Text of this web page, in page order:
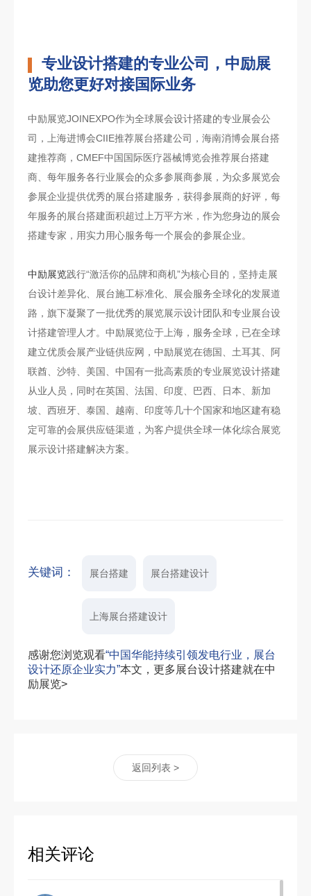
专业设计搭建的专业公司，中励展
览助您更好对接国际业务
中励展览JOINEXPO作为全球展会设计搭建的专业展会公
司，上海进博会CIIE推荐展台搭建公司，海南消博会展台搭
建推荐商，CMEF中国国际医疗器械博览会推荐展台搭建
商、每年服务各行业展会的众多参展商参展，为众多展览会
参展企业提供优秀的展台搭建服务，获得参展商的好评，每
年服务的展台搭建面积超过上万平方米，作为您身边的展会
搭建专家，用实力用心服务每一个展会的参展企业。
中励展览践行“激活你的品牌和商机”为核心目的，坚持走展
台设计差异化、展台施工标准化、展会服务全球化的发展道
路，旗下凝聚了一批优秀的展览展示设计团队和专业展台设
计搭建管理人才。中励展览位于上海，服务全球，已在全球
建立优质会展产业链供应网，中励展览在德国、土耳其、阿
联酋、沙特、美国、中国有一批高素质的专业展览设计搭建
从业人员，同时在英国、法国、印度、巴西、日本、新加
坡、西班牙、泰国、越南、印度等几十个国家和地区建有稳
定可靠的会展供应链渠道，为客户提供全球一体化综合展览
展示设计搭建解决方案。
关键词： 展台搭建 展台搭建设计
上海展台搭建设计
感谢您浏览观看“中国华能持续引领发电行业，展台
设计还原企业实力”本文，更多展台设计搭建就在中
励展览>
返回列表 >
相关评论